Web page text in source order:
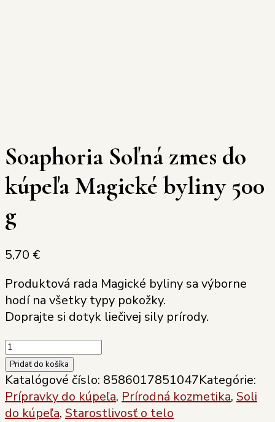
Soaphoria Soľná zmes do
kúpeľa Magické byliny 500
g
5,70 €
Produktová rada Magické byliny sa výborne
hodí na všetky typy pokožky.
Doprajte si dotyk liečivej sily prírody.
množstvo
Soaphoria
Soľná
zmes
do
Pridať do košíka
Katalógové číslo: 8586017851047Kategórie:
Prípravky do kúpeľa, Prírodná kozmetika, Soli
do kúpeľa, Starostlivosť o telo